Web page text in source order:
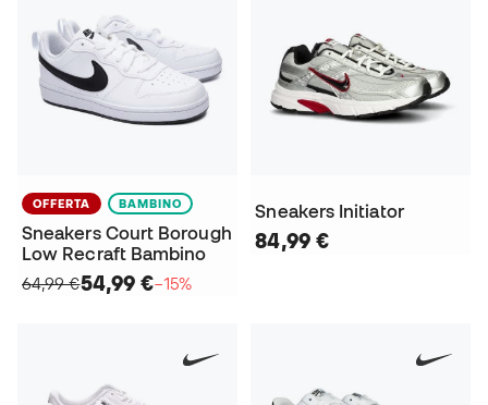
OFFERTA BAMBINO
Sneakers Court Borough
Low Recraft Bambino
64,99 €54,99 €−15%
Sneakers Initiator
84,99 €